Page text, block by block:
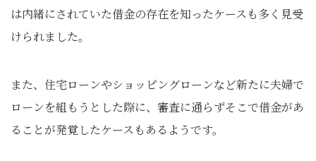
は内緒にされていた借金の存在を知ったケースも多く見受
けられました。
また、住宅ローンやショッピングローンなど新たに夫婦で
ローンを組もうとした際に、審査に通らずそこで借金があ
ることが発覚したケースもあるようです。